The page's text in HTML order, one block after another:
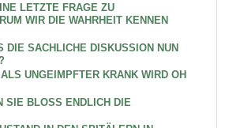
LETZTE FRAGE ZU
WIR DIE WAHRHEIT KENNEN
DIE SACHLICHE DISKUSSION NUN
UNGEIMPFTER KRANK WIRD OH
SIE BLOSS ENDLICH DIE